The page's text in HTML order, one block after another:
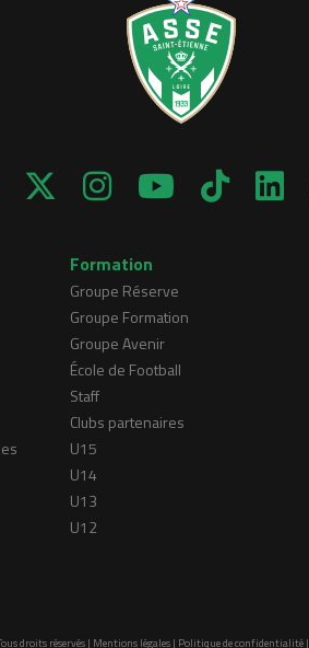
Formation
Groupe Réserve
Groupe Formation
Groupe Avenir
École de Football
Staff
Clubs partenaires
U15
U14
U13
U12
droits réservés | Mentions légales| Politique de confidentialité|